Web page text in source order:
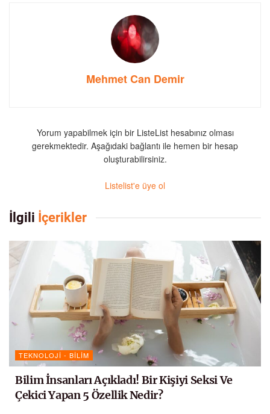
Mehmet Can Demir
Yorum yapabilmek için bir ListeList hesabınız olması
gerekmektedir. Aşağıdaki bağlantı ile hemen bir hesap
oluşturabilirsiniz.
Listelist'e üye ol
İlgili İçerikler
TEKNOLOJI - BILIM
Bilim İnsanları Açıkladı! Bir Kişiyi Seksi Ve
Çekici Yapan 5 Özellik Nedir?